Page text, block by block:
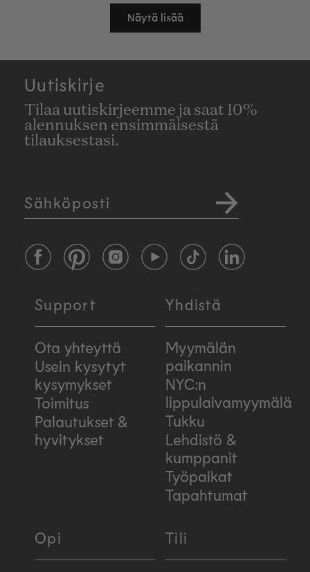
Ladataan...
Näytä lisää
Uutiskirje
Tilaa uutiskirjeemme ja saat 10%
alennuksen ensimmäisestä
tilauksestasi.
Sähköposti
FacebookPinterestInstagramYouTubeTikTokLinkedIn
Support
Ota yhteyttä
Usein kysytyt
kysymykset
Toimitus
Palautukset &
hyvitykset
Yhdistä
Myymälän
paikannin
NYC:n
lippulaivamyymälä
Tukku
Lehdistö &
kumppanit
Työpaikat
Tapahtumat
Opi Tili